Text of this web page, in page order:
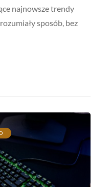
najnowsze trendy
sposób, bez